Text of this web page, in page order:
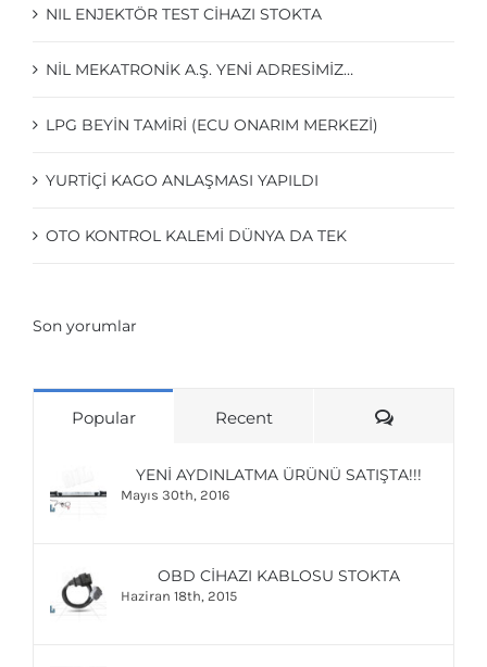
NIL ENJEKTÖR TEST CİHAZI STOKTA
NIL MEKATRONIK A.Ş. YENI ADRESIMIZ…
LPG BEYIN TAMIRI (ECU ONARIM MERKEZI)
YURTİÇİ KAGO ANLAŞMASI YAPILDI
OTO KONTROL KALEMI DÜNYA DA TEK
Son yorumlar
Popular Recent Comments
YENI AYDINLATMA ÜRÜNÜ SATIŞTA!!!
Mayıs 30th, 2016
OBD CIHAZI KABLOSU STOKTA
Haziran 18th, 2015